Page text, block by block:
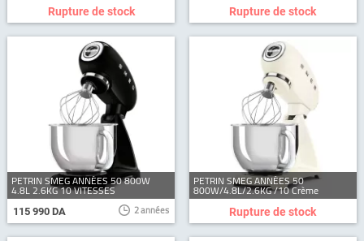
Rupture de stock Rupture de stock
PETRIN SMEG ANNÉES 50 800W
4.8L 2.6KG 10 VITESSES
115 990 DA 2 années
PETRIN SMEG ANNÉES 50
800W/4.8L/2.6KG /10 Crème
Rupture de stock